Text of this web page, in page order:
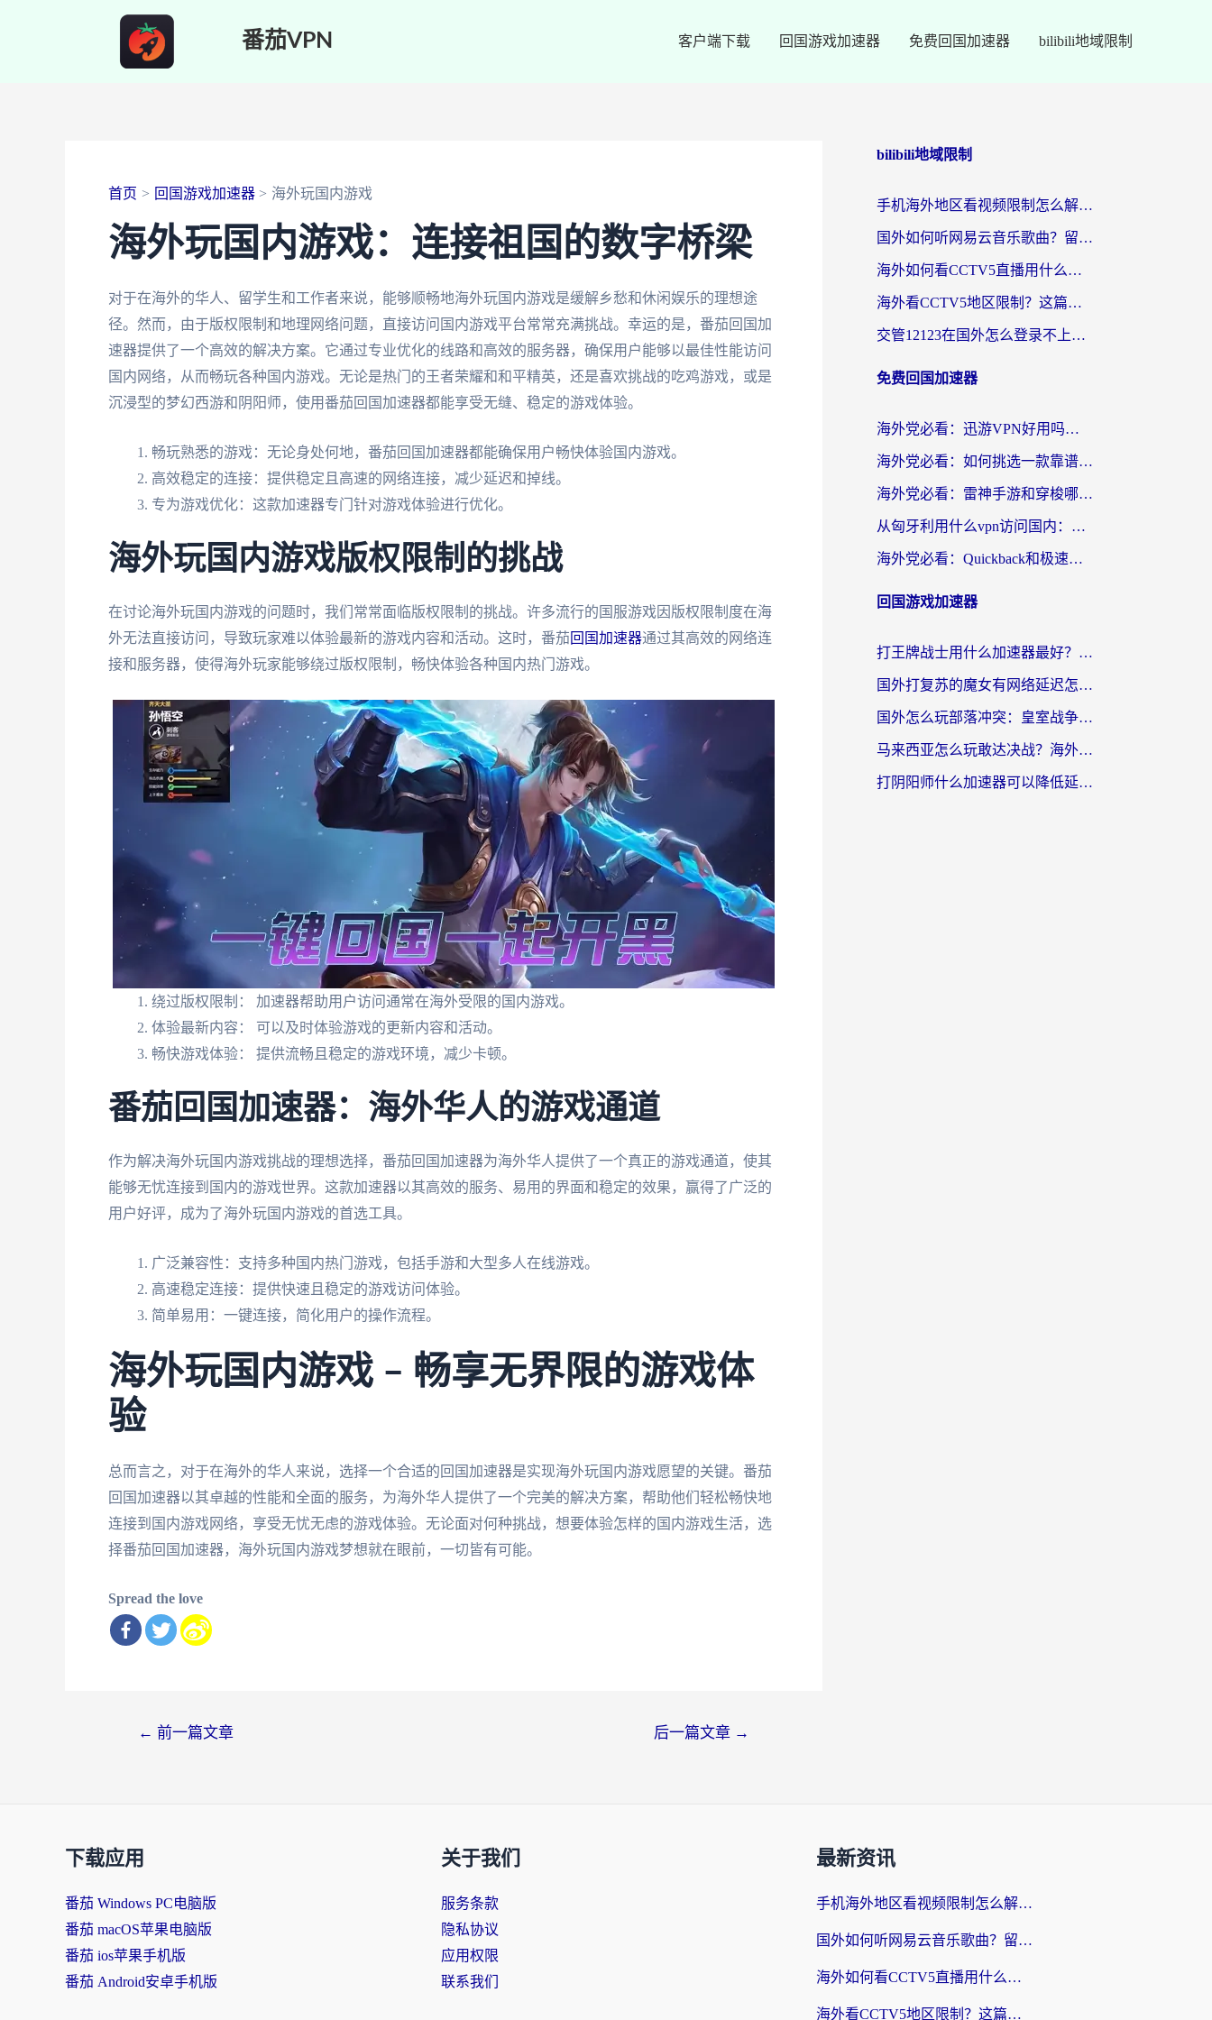
番茄VPN 客户端下载 回国游戏加速器 免费回国加速器 bilibili地域限制
首页 回国游戏加速器 海外玩国内游戏
海外玩国内游戏：连接祖国的数字桥梁
对于在海外的华人、留学生和工作者来说，能够顺畅地海外玩国内游戏是缓解乡愁和休闲娱乐的理想途
径。然而，由于版权限制和地理网络问题，直接访问国内游戏平台常常充满挑战。幸运的是，番茄回国加
速器提供了一个高效的解决方案。它通过专业优化的线路和高效的服务器，确保用户能够以最佳性能访问
国内网络，从而畅玩各种国内游戏。无论是热门的王者荣耀和和平精英，还是喜欢挑战的吃鸡游戏，或是
沉浸型的梦幻西游和阴阳师，使用番茄回国加速器都能享受无缝、稳定的游戏体验。
畅玩熟悉的游戏：无论身处何地，番茄回国加速器都能确保用户畅快体验国内游戏。
高效稳定的连接：提供稳定且高速的网络连接，减少延迟和掉线。
专为游戏优化：这款加速器专门针对游戏体验进行优化。
海外玩国内游戏版权限制的挑战
在讨论海外玩国内游戏的问题时，我们常常面临版权限制的挑战。许多流行的国服游戏因版权限制度在海
外无法直接访问，导致玩家难以体验最新的游戏内容和活动。这时，番茄回国加速器通过其高效的网络连
接和服务器，使得海外玩家能够绕过版权限制，畅快体验各种国内热门游戏。
绕过版权限制： 加速器帮助用户访问通常在海外受限的国内游戏。
体验最新内容： 可以及时体验游戏的更新内容和活动。
畅快游戏体验： 提供流畅且稳定的游戏环境，减少卡顿。
番茄回国加速器：海外华人的游戏通道
作为解决海外玩国内游戏挑战的理想选择，番茄回国加速器为海外华人提供了一个真正的游戏通道，使其
能够无忧连接到国内的游戏世界。这款加速器以其高效的服务、易用的界面和稳定的效果，赢得了广泛的
用户好评，成为了海外玩国内游戏的首选工具。
广泛兼容性：支持多种国内热门游戏，包括手游和大型多人在线游戏。
高速稳定连接：提供快速且稳定的游戏访问体验。
简单易用：一键连接，简化用户的操作流程。
海外玩国内游戏 – 畅享无界限的游戏体
验
总而言之，对于在海外的华人来说，选择一个合适的回国加速器是实现海外玩国内游戏愿望的关键。番茄
回国加速器以其卓越的性能和全面的服务，为海外华人提供了一个完美的解决方案，帮助他们轻松畅快地
连接到国内游戏网络，享受无忧无虑的游戏体验。无论面对何种挑战，想要体验怎样的国内游戏生活，选
择番茄回国加速器，海外玩国内游戏梦想就在眼前，一切皆有可能。
Spread the love
← 前一篇文章 后一篇文章 →
bilibili地域限制
手机海外地区看视频限制怎么解决？留学生亲测有效的回国加速器指南
国外如何听网易云音乐歌曲？留学生亲测有效的回国加速方案
海外如何看CCTV5直播用什么平台？2026最新指南：看欧洲杯、中超、奥运不再卡
海外看CCTV5地区限制？这篇指南帮你流畅看欧洲杯、NBA还听中文解说
交管12123在国外怎么登录不上？海外华人必看的回国加速器选择指南
免费回国加速器
海外党必看：迅游VPN好用吗？和OurPlay VPN对比哪个回国效果更好？附真实体验测评
海外党必看：如何挑选一款靠谱的PC端VPN，让回国冲浪不再卡顿
海外党必看：雷神手游和穿梭哪个好？3步教你选对回国加速器（附实测对比）
从匈牙利用什么vpn访问国内：一份海外游子的网络归乡指南
海外党必看：Quickback和极速穿梭VPN好用吗？3步选对回国加速器实现无缝刷国内资源
回国游戏加速器
打王牌战士用什么加速器最好？海外玩家的终极选择指南
国外打复苏的魔女有网络延迟怎么办？2026海外玩家国服游戏加速全攻略
国外怎么玩部落冲突：皇室战争不卡？海外玩家畅玩国服游戏终极指南
马来西亚怎么玩敢达决战？海外党国服游戏加速避坑指南（附实测推荐）
打阴阳师什么加速器可以降低延迟？海外玩家的真实困境与破局
下载应用
番茄 Windows PC电脑版
番茄 macOS苹果电脑版
番茄 ios苹果手机版
番茄 Android安卓手机版
关于我们
服务条款
隐私协议
应用权限
联系我们
最新资讯
手机海外地区看视频限制怎么解决？留学生亲测有效的回国加速器指南
国外如何听网易云音乐歌曲？留学生亲测有效的回国加速方案
海外如何看CCTV5直播用什么平台？2026最新指南：看欧洲杯、中超、奥运不再卡
海外看CCTV5地区限制？这篇指南帮你流畅看欧洲杯、NBA还听中文解说